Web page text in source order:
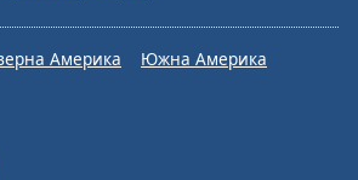
Америка
Южна Америка